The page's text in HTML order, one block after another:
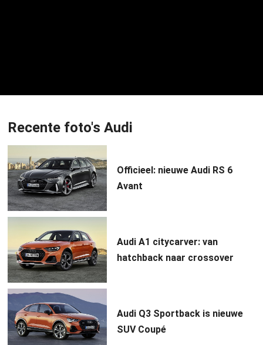
Recente foto's Audi
Officieel: nieuwe Audi RS 6
Avant
Audi A1 citycarver: van
hatchback naar crossover
Audi Q3 Sportback is nieuwe
SUV Coupé